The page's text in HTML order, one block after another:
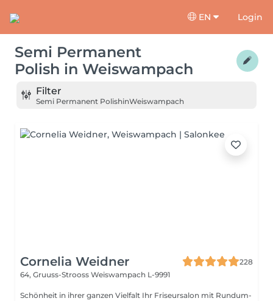
EN Login
Semi Permanent
Polish in Weiswampach
Filter
Semi Permanent PolishinWeiswampach
Cornelia Weidner
228
64, Gruuss-Strooss Weiswampach L-9991
Schönheit in ihrer ganzen Vielfalt Ihr Friseursalon mit Rundum-